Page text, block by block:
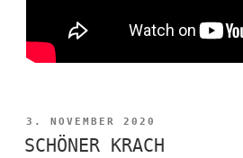
VERÖFFENTLICHT
AM
3. NOVEMBER 2020
SCHÖNER KRACH